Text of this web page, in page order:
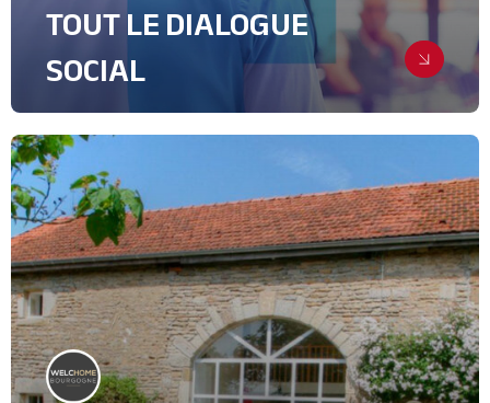
TOUT LE DIALOGUE
SOCIAL
Une stratégie de communication
Création de supports
Digital & Community Management
Ressources Humaines